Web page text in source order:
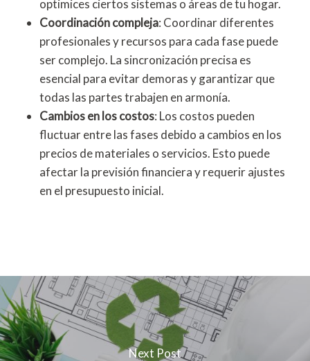
optimices ciertos sistemas o áreas de tu hogar.
Coordinación compleja: Coordinar diferentes
profesionales y recursos para cada fase puede
ser complejo. La sincronización precisa es
esencial para evitar demoras y garantizar que
todas las partes trabajen en armonía.
Cambios en los costos: Los costos pueden
fluctuar entre las fases debido a cambios en los
precios de materiales o servicios. Esto puede
afectar la previsión financiera y requerir ajustes
en el presupuesto inicial.
Next Post